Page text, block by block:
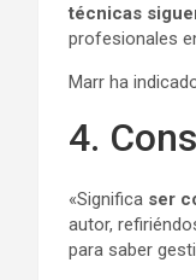
técnicas
profesionales
Marr ha
4.
«Significa ser
autor,
para saber